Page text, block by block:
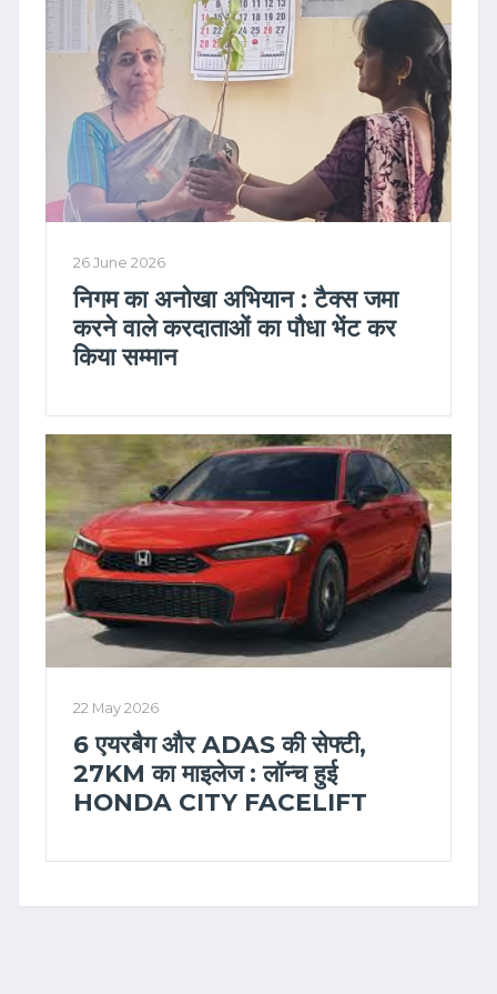
26 June 2026
निगम का अनोखा अभियान : टैक्स जमा
करने वाले करदाताओं का पौधा भेंट कर
किया सम्मान
22 May 2026
6 एयरबैग और ADAS की सेफ्टी,
27KM का माइलेज : लॉन्च हुई
HONDA CITY FACELIFT